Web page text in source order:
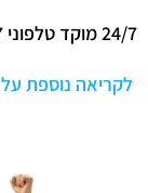
24/7מוקד טלפוני 072-3902977
לקריאה נוספת על